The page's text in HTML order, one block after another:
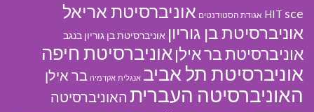
HIT sce אגודת הסטודנטים אוניברסיטת אריאל
אוניברסיטת בן גוריון אוניברסיטת בן גוריון בנגב
אוניברסיטת בר אילן אוניברסיטת חיפה
אוניברסיטת תל אביב אנגלית אקדמיה בר אילן
האוניברסיטה העברית האוניברסיטה